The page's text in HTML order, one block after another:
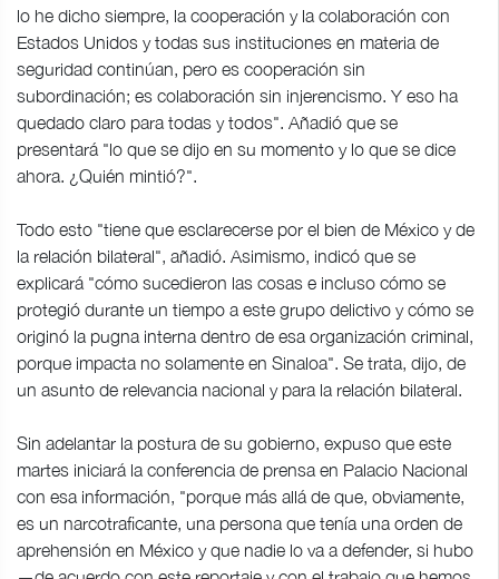
lo he dicho siempre, la cooperación y la colaboración con
Estados Unidos y todas sus instituciones en materia de
seguridad continúan, pero es cooperación sin
subordinación; es colaboración sin injerencismo. Y eso ha
quedado claro para todas y todos". Añadió que se
presentará "lo que se dijo en su momento y lo que se dice
ahora. ¿Quién mintió?".
Todo esto "tiene que esclarecerse por el bien de México y de
la relación bilateral", añadió. Asimismo, indicó que se
explicará "cómo sucedieron las cosas e incluso cómo se
protegió durante un tiempo a este grupo delictivo y cómo se
originó la pugna interna dentro de esa organización criminal,
porque impacta no solamente en Sinaloa". Se trata, dijo, de
un asunto de relevancia nacional y para la relación bilateral.
Sin adelantar la postura de su gobierno, expuso que este
martes iniciará la conferencia de prensa en Palacio Nacional
con esa información, "porque más allá de que, obviamente,
es un narcotraficante, una persona que tenía una orden de
aprehensión en México y que nadie lo va a defender, si hubo